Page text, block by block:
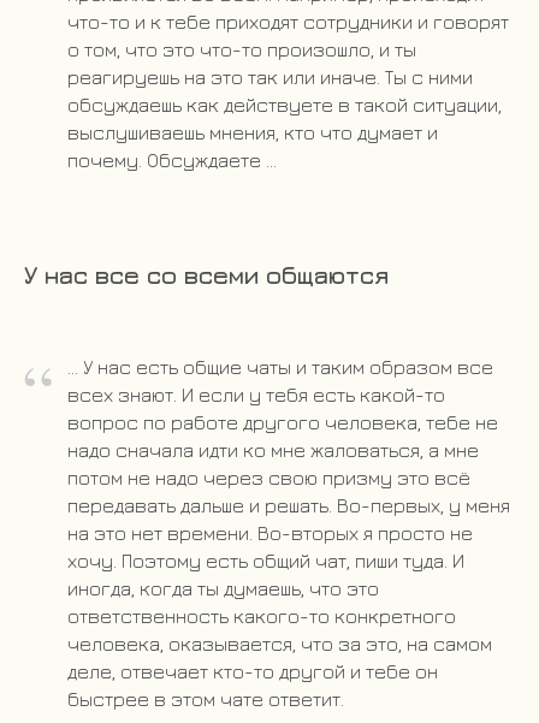
что-то и к тебе приходят сотрудники и говорят
о том, что это что-то произошло, и ты
реагируешь на это так или иначе. Ты с ними
обсуждаешь как действуете в такой ситуации,
выслушиваешь мнения, кто что думает и
почему. Обсуждаете ...
У нас все со всеми общаются
“
... У нас есть общие чаты и таким образом все
всех знают. И если у тебя есть какой-то
вопрос по работе другого человека, тебе не
надо сначала идти ко мне жаловаться, а мне
потом не надо через свою призму это всё
передавать дальше и решать. Во-первых, у меня
на это нет времени. Во-вторых я просто не
хочу. Поэтому есть общий чат, пиши туда. И
иногда, когда ты думаешь, что это
ответственность какого-то конкретного
человека, оказывается, что за это, на самом
деле, отвечает кто-то другой и тебе он
быстрее в этом чате ответит.